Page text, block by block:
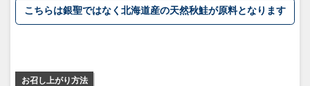
こちらは銀聖ではなく北海道産の天然秋鮭が原料となります
お召し上がり方法